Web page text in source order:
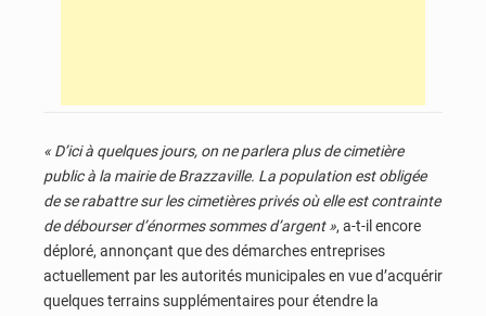
« D’ici à quelques jours, on ne parlera plus de cimetière
public à la mairie de Brazzaville. La population est obligée
de se rabattre sur les cimetières privés où elle est contrainte
de débourser d’énormes sommes d’argent », a-t-il encore
déploré, annonçant que des démarches entreprises
actuellement par les autorités municipales en vue d’acquérir
quelques terrains supplémentaires pour étendre la